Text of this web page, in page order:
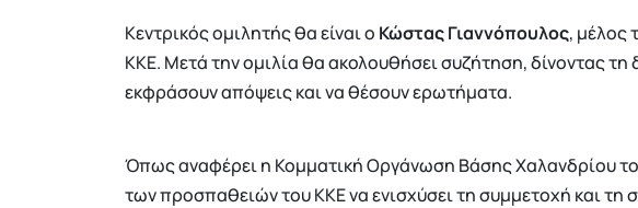
Κεντρικός ομιλητής θα είναι ο Κώστας Γιαννόπουλος, μέλος
ΚΚΕ. Μετά την ομιλία θα ακολουθήσει συζήτηση, δίνοντας
εκφράσουν απόψεις και να θέσουν ερωτήματα.
Όπως αναφέρει η Κομματική Οργάνωση Βάσης Χαλανδρίου
των προσπαθειών του ΚΚΕ να ενισχύσει τη συμμετοχή και τη